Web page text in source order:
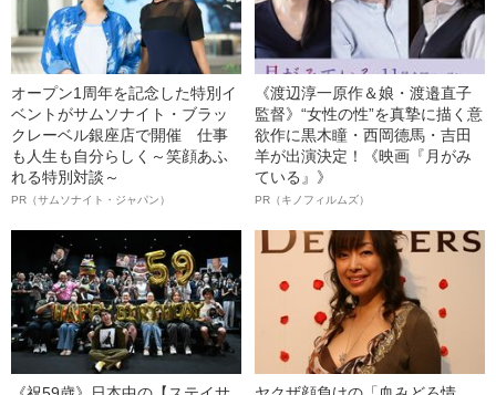
オープン1周年を記念した特別イ
ベントがサムソナイト・ブラッ
クレーベル銀座店で開催 仕事
も人生も自分らしく～笑顔あふ
れる特別対談～
PR（サムソナイト・ジャパン）
《渡辺淳一原作＆娘・渡邉直子
監督》“女性の性”を真摯に描く意
欲作に黒木瞳・西岡德馬・吉田
羊が出演決定！《映画『月がみ
ている』》
PR（キノフィルムズ）